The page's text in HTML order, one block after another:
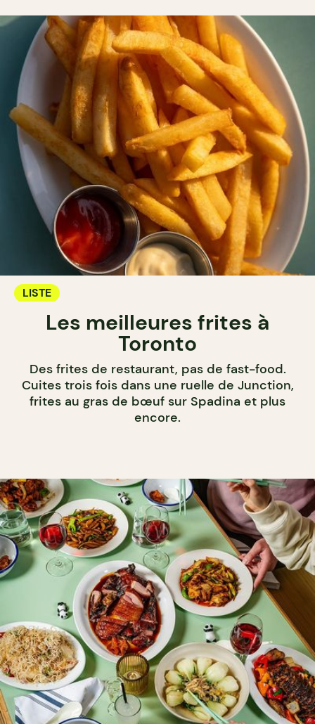
LISTE
Les meilleures frites à
Toronto
Des frites de restaurant, pas de fast-food.
Cuites trois fois dans une ruelle de Junction,
frites au gras de bœuf sur Spadina et plus
encore.